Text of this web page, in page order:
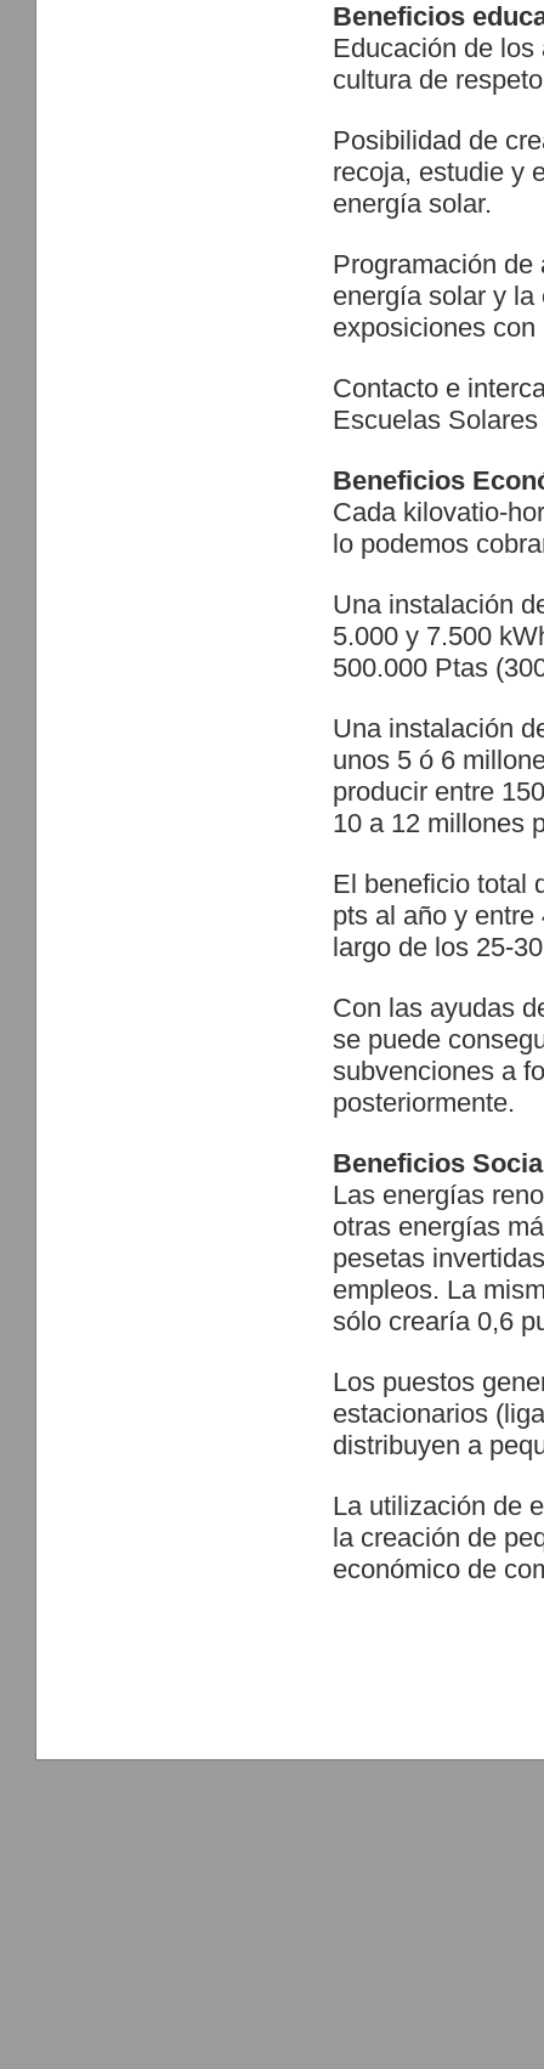
Beneficios
Educación de
cultura de
Posibilidad de
recoja, estudie y
energía solar.
Programación
energía solar y
exposiciones
Contacto e
Escuelas
Beneficios
Cada kilovatio-
lo podemos
Una instalación
5.000 y 7.500
500.000 Ptas
Una instalación
unos 5 ó 6
producir entre
10 a 12 millones
El beneficio total
pts al año y
largo de los 25-
Con las ayudas
se puede
subvenciones a
posteriormente.
Beneficios
Las energías
otras energías
pesetas
empleos. La
sólo crearía 0,6
Los puestos
estacionarios
distribuyen a
La utilización de
la creación de
económico de